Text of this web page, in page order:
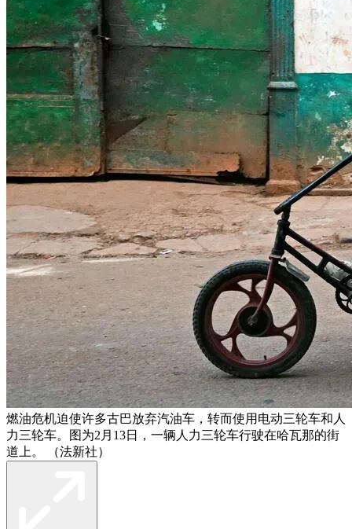
燃油危机迫使许多古巴放弃汽油车，转而使用电动三轮车和人
力三轮车。图为2月13日，一辆人力三轮车行驶在哈瓦那的街
道上。 （法新社）